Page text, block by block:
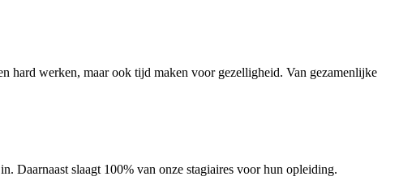
hard werken, maar ook tijd maken voor gezelligheid. Van gezamenlijke
Daarnaast slaagt 100% van onze stagiaires voor hun opleiding.